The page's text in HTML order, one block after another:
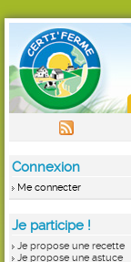
Connexion
Me connecter
Je participe !
Je propose une recette
Je propose une astuce